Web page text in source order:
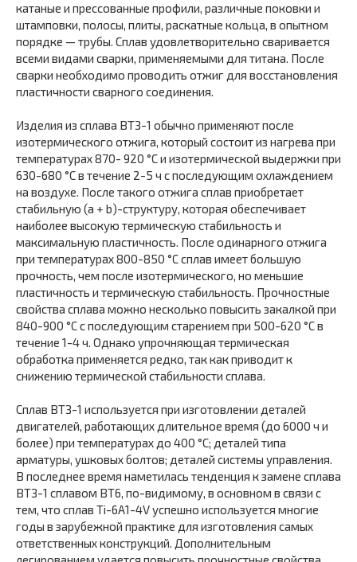
катаные и прессованные профили, различные поковки и
штамповки, полосы, плиты, раскатные кольца, в опытном
порядке — трубы. Сплав удовлетворительно сваривается
всеми видами сварки, применяемыми для титана. После
сварки необходимо проводить отжиг для восстановления
пластичности сварного соединения.
Изделия из сплава ВТЗ-1 обычно применяют после
изотермического отжига, который состоит из нагрева при
температурах 870- 920 °С и изотермической выдержки при
630-680 °С в течение 2-5 ч с последующим охлаждением
на воздухе. После такого отжига сплав приобретает
стабильную (а + b)-структуру, которая обеспечивает
наиболее высокую термическую стабильность и
максимальную пластичность. После одинарного отжига
при температурах 800-850 °С сплав имеет большую
прочность, чем после изотермического, но меньшие
пластичность и термическую стабильность. Прочностные
свойства сплава можно несколько повысить закалкой при
840-900 °С с последующим старением при 500-620 °С в
течение 1-4 ч. Однако упрочняющая термическая
обработка применяется редко, так как приводит к
снижению термической стабильности сплава.
Сплав ВТЗ-1 используется при изготовлении деталей
двигателей, работающих длительное время (до 6000 ч и
более) при температурах до 400 °С; деталей типа
арматуры, ушковых болтов; деталей системы управления.
В последнее время наметилась тенденция к замене сплава
ВТЗ-1 сплавом ВТ6, по-видимому, в основном в связи с
тем, что сплав Ti-6A1-4V успешно используется многие
годы в зарубежной практике для изготовления самых
ответственных конструкций. Дополнительным